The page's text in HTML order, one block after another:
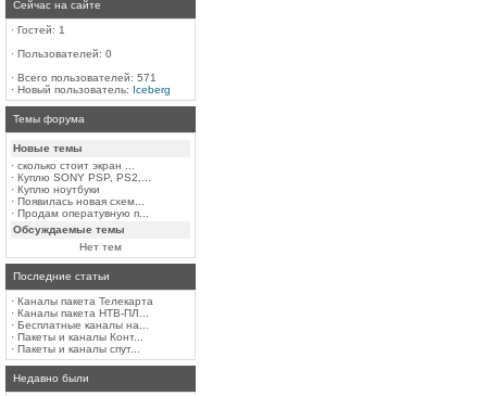
Сейчас на сайте
· Гостей: 1
· Пользователей: 0
· Всего пользователей: 571
· Новый пользователь: Iceberg
Темы форума
Новые темы
· сколько стоит экран ...
· Куплю SONY PSP, PS2,...
· Куплю ноутбуки
· Появилась новая схем...
· Продам оператувную п...
Обсуждаемые темы
Нет тем
Последние статьи
· Каналы пакета Телекарта
· Каналы пакета НТВ-ПЛ...
· Бесплатные каналы на...
· Пакеты и каналы Конт...
· Пакеты и каналы спут...
Недавно были